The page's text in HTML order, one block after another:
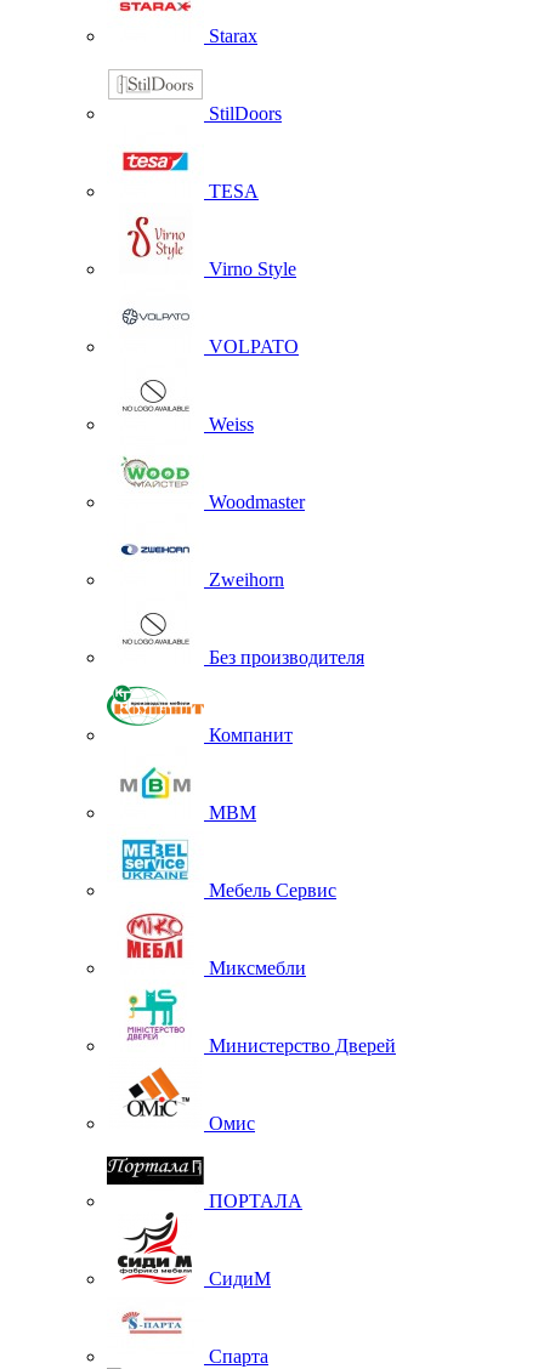
Starax
StilDoors
TESA
Virno Style
VOLPATO
Weiss
Woodmaster
Zweihorn
Без производителя
Компанит
МВМ
Мебель Сервис
Миксмебли
Министерство Дверей
Омис
ПОРТАЛА
СидиМ
Спарта